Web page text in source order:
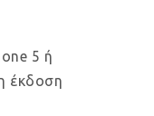
5 ή
έκδοση